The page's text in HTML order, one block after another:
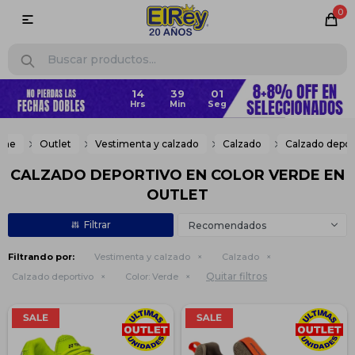
0

Outlet Vestimenta y calzado Calzado Calzado
CALZADO DEPORTIVO EN COLOR VERDE EN
OUTLET
Recomendados
Filtrando por: Vestimenta y calzado
Calzado
Calzado deportivo
Color: Verde Quitar filtros